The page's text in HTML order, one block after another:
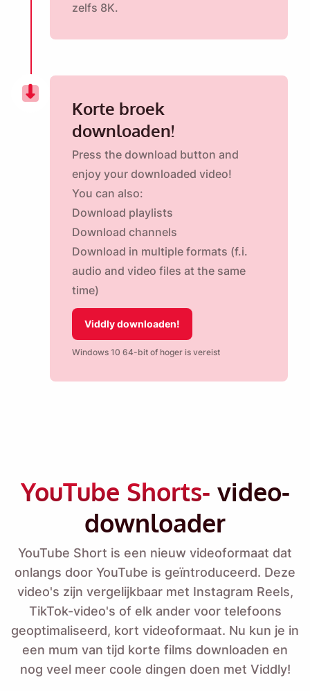
zelfs 8K.
Korte broek
downloaden!
Press the download button and
enjoy your downloaded video!
You can also:
Download playlists
Download channels
Download in multiple formats (f.i.
audio and video files at the same
time)
Viddly downloaden!
Windows 10 64-bit of hoger is vereist
YouTube Shorts- video-
downloader
YouTube Short is een nieuw videoformaat dat
onlangs door YouTube is geïntroduceerd. Deze
video's zijn vergelijkbaar met Instagram Reels,
TikTok-video's of elk ander voor telefoons
geoptimaliseerd, kort videoformaat. Nu kun je in
een mum van tijd korte films downloaden en
nog veel meer coole dingen doen met Viddly!